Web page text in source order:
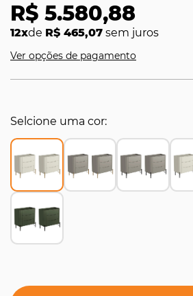
R$ 5.580,88
12xde R$ 465,07 sem juros
Ver opções de pagamento
Selcione uma cor